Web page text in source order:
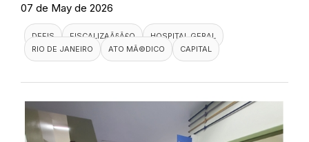
07 de May de 2026
DEFIS FISCALIZAÃ§Ã£O
HOSPITAL GERAL
RIO DE JANEIRO
ATO MÃ©DICO CAPITAL